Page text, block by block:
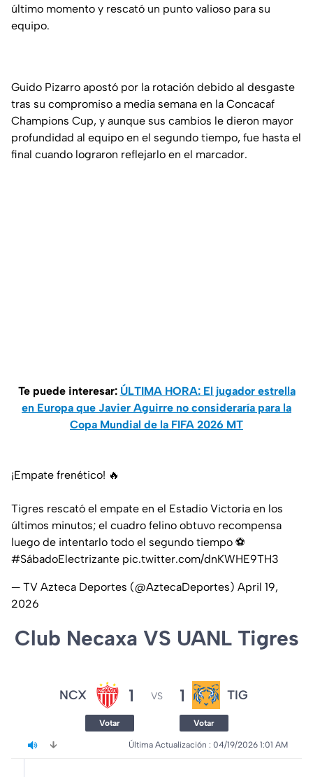
último momento y rescató un punto valioso para su
equipo.
Guido Pizarro apostó por la rotación debido al desgaste
tras su compromiso a media semana en la Concacaf
Champions Cup, y aunque sus cambios le dieron mayor
profundidad al equipo en el segundo tiempo, fue hasta el
final cuando lograron reflejarlo en el marcador.
Te puede interesar: ÚLTIMA HORA: El jugador estrella
en Europa que Javier Aguirre no consideraría para la
Copa Mundial de la FIFA 2026 MT
¡Empate frenético! 🔥
Tigres rescató el empate en el Estadio Victoria en los
últimos minutos; el cuadro felino obtuvo recompensa
luego de intentarlo todo el segundo tiempo ⚽️
#SábadoElectrizante pic.twitter.com/dnKWHE9TH3
— TV Azteca Deportes (@AztecaDeportes) April 19,
2026
Club Necaxa VS UANL Tigres
NCX 1
Votar
VS 1 TIG
Votar
Última Actualización : 04/19/2026 1:01 AM